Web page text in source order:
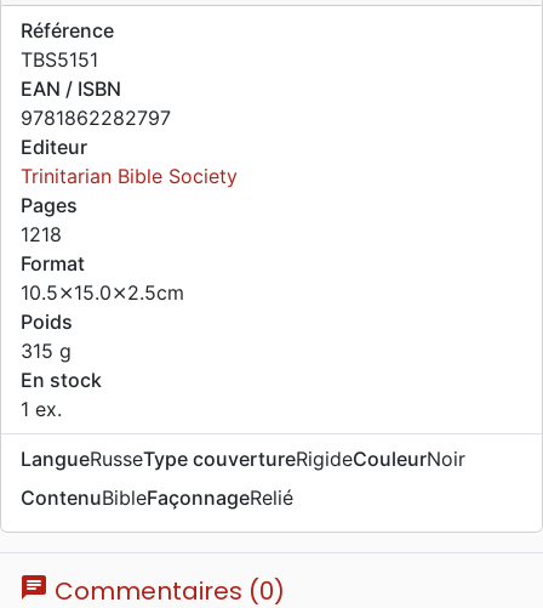
Référence
TBS5151
EAN / ISBN
9781862282797
Editeur
Trinitarian Bible Society
Pages
1218
Format
10.5⨯15.0⨯2.5cm
Poids
315 g
En stock
1 ex.
LangueRusseType couvertureRigideCouleurNoir
ContenuBibleFaçonnageRelié
chat Commentaires (0)